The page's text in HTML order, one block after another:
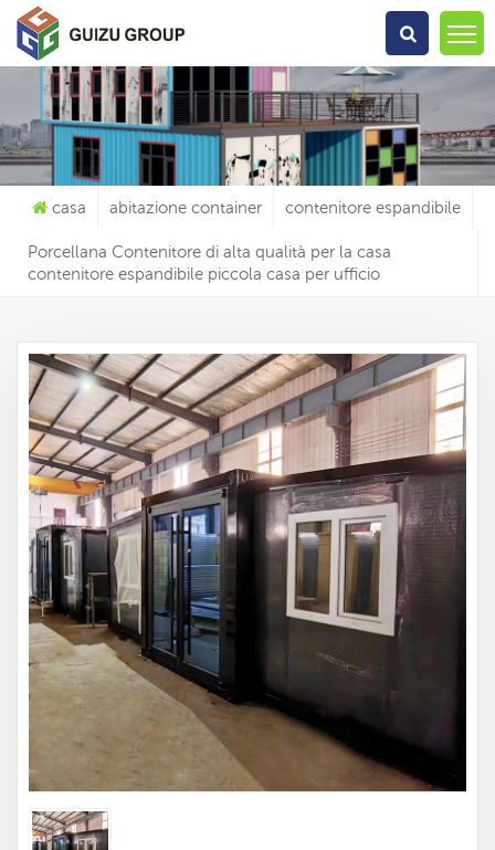
Che Cosa Sta Cercando?
casa abitazione container contenitore espandibile
Porcellana Contenitore di alta qualità per la casa
contenitore espandibile piccola casa per ufficio